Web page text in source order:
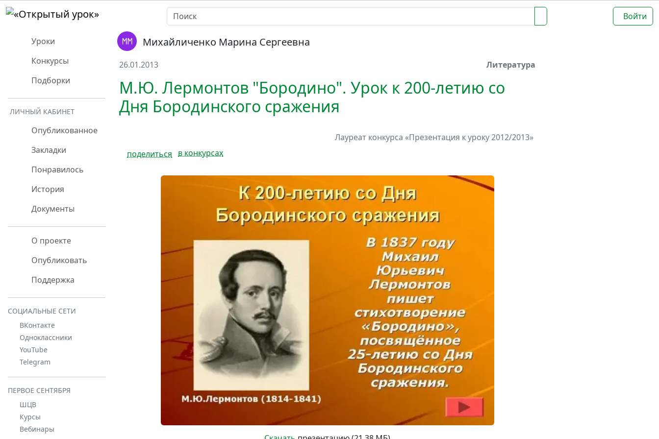
Войти
Уроки
Конкурсы
Подборки
ЛИЧНЫЙ КАБИНЕТ
Опубликованное
Закладки
Понравилось
История
Документы
О проекте
Опубликовать
Поддержка
СОЦИАЛЬНЫЕ СЕТИ
ВКонтакте
Одноклассники
YouTube
Telegram
ПЕРВОЕ СЕНТЯБРЯ
ШЦВ
Курсы
Вебинары
Михайличенко Марина Сергеевна
26.01.2013 Литература
М.Ю. Лермонтов "Бородино". Урок к 200-летию со
Дня Бородинского сражения
Лауреат конкурса «Презентация к уроку 2012/2013»
поделиться
в конкурсах